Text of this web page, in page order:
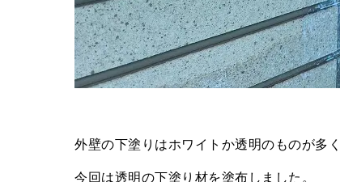
外壁の下塗りはホワイトか透明のものが多
今回は透明の下塗り材を塗布しました。